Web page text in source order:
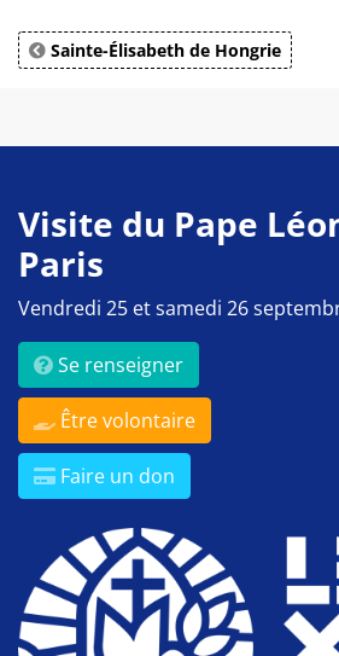
Sainte-Élisabeth de Hongrie
Visite du Pape
Paris
Vendredi 25 et samedi 26
Se renseigner
Être volontaire
Faire un don